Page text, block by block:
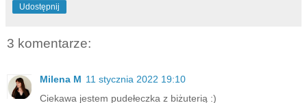
Udostępnij
3 komentarze:
Milena M 11 stycznia 2022 19:10
Ciekawa jestem pudełeczka z biżuterią :)